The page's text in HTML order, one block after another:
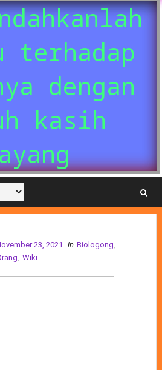
terhadap
dengan
kasih
23, 2021 in Biologong,
, Wiki